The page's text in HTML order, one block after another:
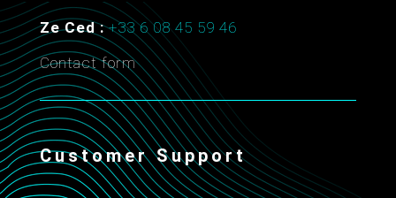
Ze Ced :+33 6 08 45 59 46
Contact form
Customer Support